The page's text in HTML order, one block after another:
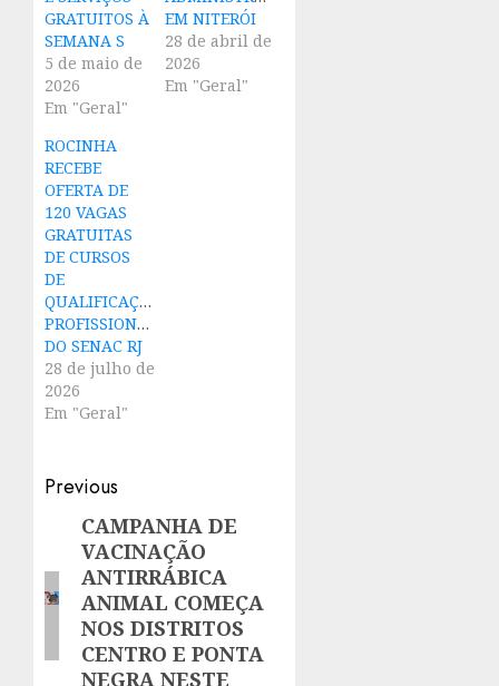
GRATUITOS À
SEMANA S
5 de maio de
2026
Em "Geral"
EM NITERÓI
28 de abril de
2026
Em "Geral"
ROCINHA
RECEBE
OFERTA DE
120 VAGAS
GRATUITAS
DE CURSOS
DE
QUALIFICAÇÃO
PROFISSIONAL
DO SENAC RJ
28 de julho de
2026
Em "Geral"
Post
navigation
Previous
Previous
post:
CAMPANHA DE
VACINAÇÃO
ANTIRRÁBICA
ANIMAL COMEÇA
NOS DISTRITOS
CENTRO E PONTA
NEGRA NESTE